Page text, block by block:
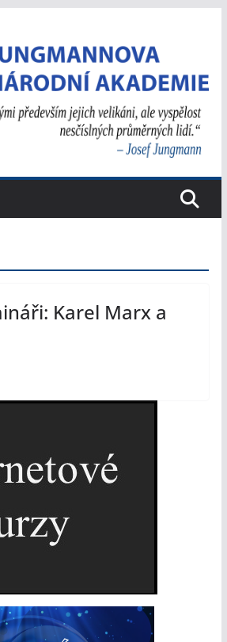
Karel Marx a